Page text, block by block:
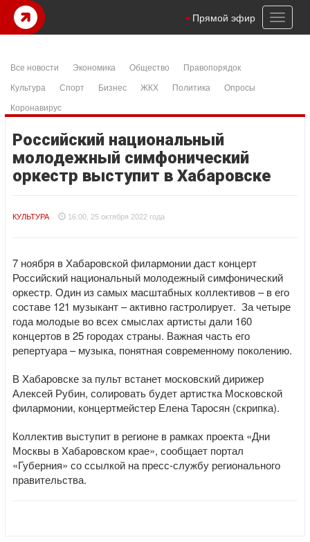
Toggle
Прямой эфир
Все новости Экономика Общество
Правопорядок
Культура
Спорт Бизнес ЖКХ Политика
Опросы
Коронавирус
Российский национальный
молодежный симфонический
оркестр выступит в Хабаровске
КУЛЬТУРА 16:00, 25 октября 2022 года
7 ноября в Хабаровской филармонии даст концерт
Российский национальный молодежный симфонический
оркестр. Один из самых масштабных коллективов – в его
составе 121 музыкант – активно гастролирует. За четыре
года молодые во всех смыслах артисты дали 160
концертов в 25 городах страны. Важная часть его
репертуара – музыка, понятная современному поколению.
В Хабаровске за пульт встанет московский дирижер
Алексей Рубин, солировать будет артистка Московской
филармонии, концертмейстер Елена Таросян (скрипка).
Коллектив выступит в регионе в рамках проекта «Дни
Москвы в Хабаровском крае», сообщает портал
«Губерния» со ссылкой на пресс-службу регионального
правительства.